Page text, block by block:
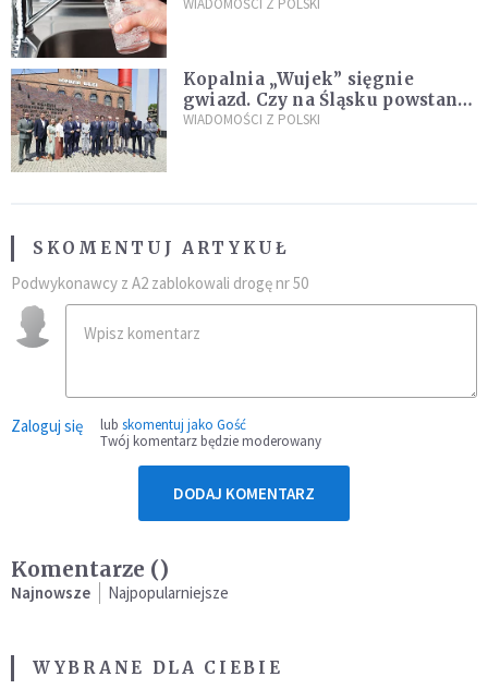
restauracjach
WIADOMOŚCI Z POLSKI
Kopalnia „Wujek” sięgnie
gwiazd. Czy na Śląsku powstanie
„Dolina Krzemowa”?
WIADOMOŚCI Z POLSKI
SKOMENTUJ ARTYKUŁ
Podwykonawcy z A2 zablokowali drogę nr 50
Zaloguj się lub skomentuj jako Gość
Twój komentarz będzie moderowany
DODAJ KOMENTARZ
Komentarze ()
Najnowsze Najpopularniejsze
WYBRANE DLA CIEBIE